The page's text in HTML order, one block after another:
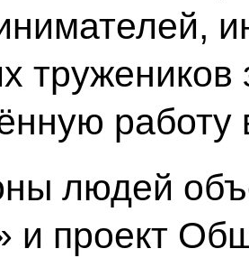
работу
людей
и проект